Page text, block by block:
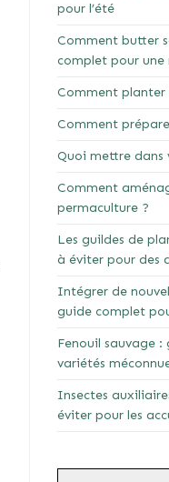
pour l’été
Comment butter
complet pour une
Comment planter
Comment
Quoi mettre dans
Comment
permaculture ?
Les guildes de
à éviter pour des
Intégrer de
guide complet
Fenouil sauvage :
variétés
Insectes
éviter pour les